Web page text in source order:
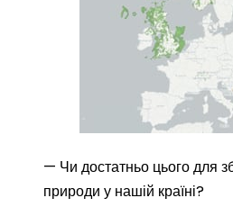
— Чи достатньо цього для
природи у нашій країні?